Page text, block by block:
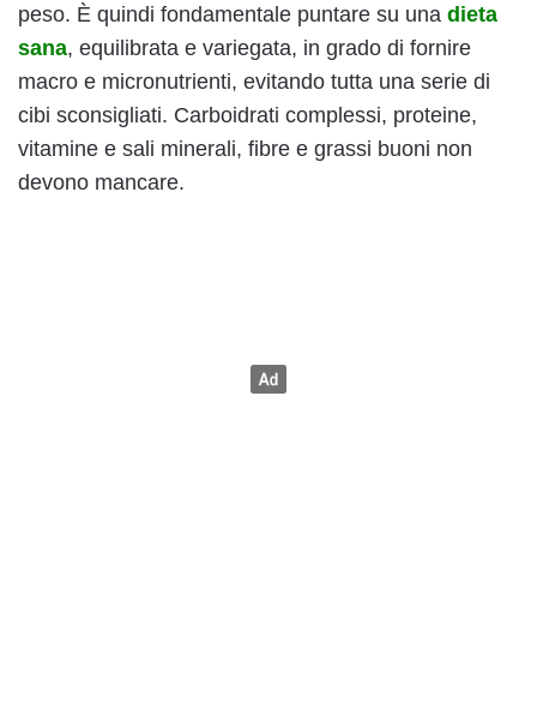
peso. È quindi fondamentale puntare su una dieta
sana, equilibrata e variegata, in grado di fornire
macro e micronutrienti, evitando tutta una serie di
cibi sconsigliati. Carboidrati complessi, proteine,
vitamine e sali minerali, fibre e grassi buoni non
devono mancare.